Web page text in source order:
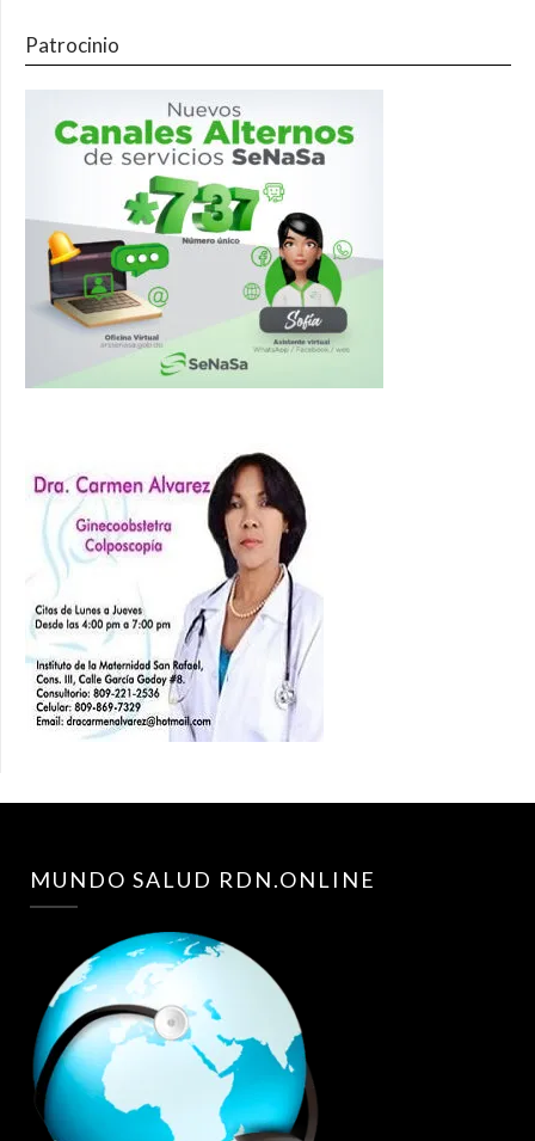
Patrocinio
MUNDO SALUD RDN.ONLINE